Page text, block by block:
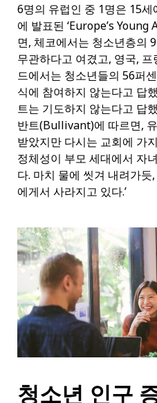
6명의 유럽인 중 1명은 15
에 발표된 ‘Europe’s
면, 체코에서는 청소년층의
무관하다고 여겼고, 영국,
드에서는 청소년들의 56퍼
식에 참여하지 않는다고 답
트는 기도하지 않는다고 답
반트(Bullivant)에 따르면,
받았지만 다시는 교회에 가
정체성이 부모 세대에서 자
다. 마치 물에 씻겨 내려가
에게서 사라지고 있다.’
청소년 인구